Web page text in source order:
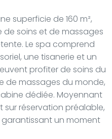
superficie de 160 m²,
soins et de massages
Le spa comprend
une tisanerie et un
profiter de soins du
de massages du monde,
dédiée. Moyennant
sur réservation préalable,
garantissant un moment